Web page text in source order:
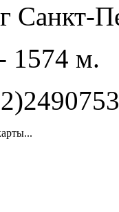
Санкт-
1574 м.